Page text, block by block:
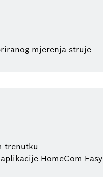
mjerenja struje
trenutku
HomeCom Easy